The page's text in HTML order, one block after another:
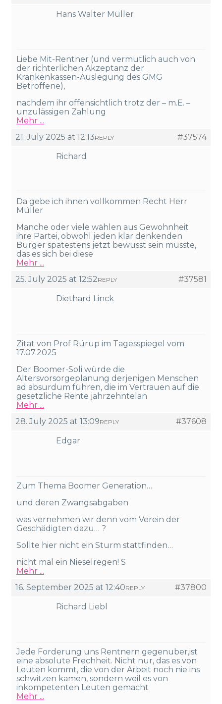
Hans Walter Müller
Liebe Mit-Rentner (und vermutlich auch von
der richterlichen Akzeptanz der
Krankenkassen-Auslegung des GMG
Betroffene),
nachdem ihr offensichtlich trotz der – m.E. –
unzulässigen Zahlung
Mehr ...
21. July 2025 at 12:13
#37574
REPLY
Richard
Da gebe ich ihnen vollkommen Recht Herr
Müller
Manche oder viele wählen aus Gewohnheit
ihre Partei, obwohl jeden klar denkenden
Bürger spätestens jetzt bewusst sein müsste,
das es sich bei diese
Mehr ...
25. July 2025 at 12:52
#37581
REPLY
Diethard Linck
Zitat von Prof Rürup im Tagesspiegel vom
17.07.2025
Der Boomer-Soli würde die
Altersvorsorgeplanung derjenigen Menschen
ad absurdum führen, die im Vertrauen auf die
gesetzliche Rente jahrzehntelan
Mehr ...
28. July 2025 at 13:09
#37608
REPLY
Edgar
Zum Thema Boomer Generation…
und deren Zwangsabgaben
was vernehmen wir denn vom Verein der
Geschädigten dazu… ?
Sollte hier nicht ein Sturm stattfinden…
nicht mal ein Nieselregen! S
Mehr ...
16. September 2025 at 12:40
#37800
REPLY
Richard Liebl
Jede Forderung uns Rentnern gegenuber,ist
eine absolute Frechheit. Nicht nur, das es von
Leuten kommt, die von der Arbeit noch nie ins
schwitzen kamen, sondern weil es von
inkompetenten Leuten gemacht
Mehr ...